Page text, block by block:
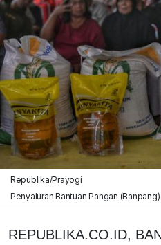
Republika/Prayogi
Penyaluran Bantuan Pangan
REPUBLIKA.CO.ID,